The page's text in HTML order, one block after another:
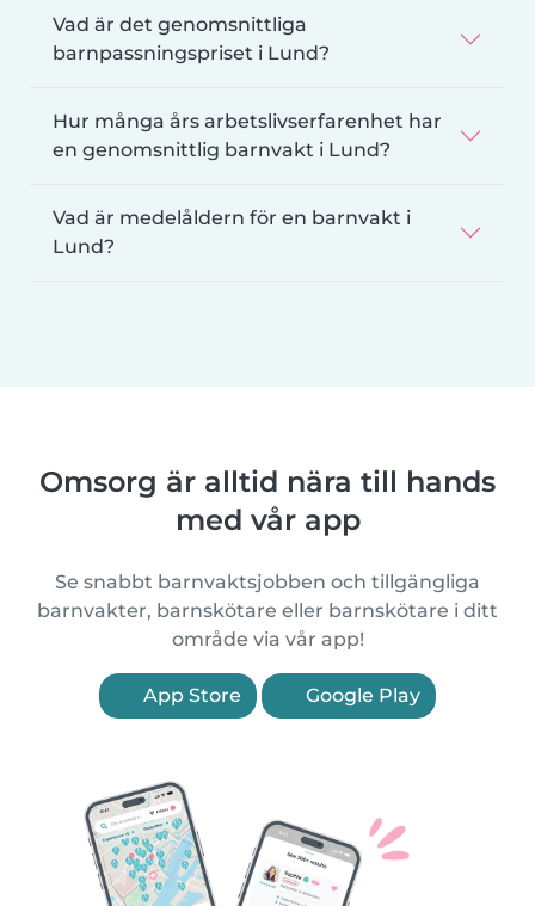
Vad är det genomsnittliga
barnpassningspriset i Lund?
Hur många års arbetslivserfarenhet har
en genomsnittlig barnvakt i Lund?
Vad är medelåldern för en barnvakt i
Lund?
Omsorg är alltid nära till hands
med vår app
Se snabbt barnvaktsjobben och tillgängliga
barnvakter, barnskötare eller barnskötare i ditt
område via vår app!
App Store Google Play